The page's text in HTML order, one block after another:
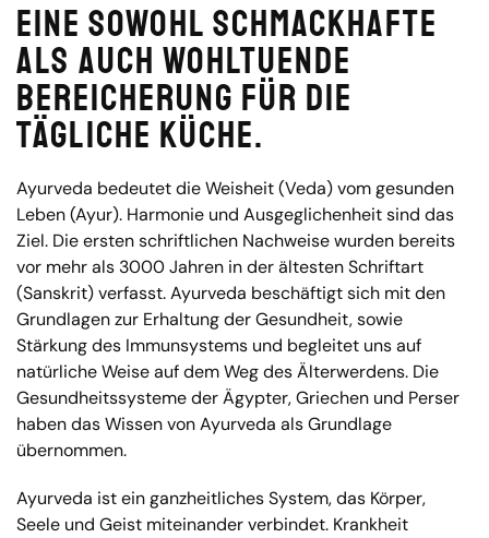
Eine sowohl schmackhafte
als auch wohltuende
Bereicherung für die
tägliche Küche.
Ayurveda bedeutet die Weisheit (Veda) vom gesunden
Leben (Ayur). Harmonie und Ausgeglichenheit sind das
Ziel. Die ersten schriftlichen Nachweise wurden bereits
vor mehr als 3000 Jahren in der ältesten Schriftart
(Sanskrit) verfasst. Ayurveda beschäftigt sich mit den
Grundlagen zur Erhaltung der Gesundheit, sowie
Stärkung des Immunsystems und begleitet uns auf
natürliche Weise auf dem Weg des Älterwerdens. Die
Gesundheitssysteme der Ägypter, Griechen und Perser
haben das Wissen von Ayurveda als Grundlage
übernommen.
Ayurveda ist ein ganzheitliches System, das Körper,
Seele und Geist miteinander verbindet. Krankheit